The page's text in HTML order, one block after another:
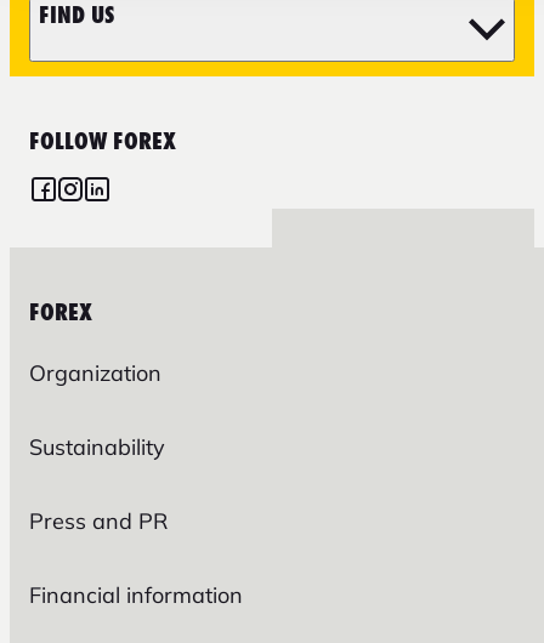
FIND US
FOLLOW FOREX
FOREX
Organization
Sustainability
Press and PR
Financial information